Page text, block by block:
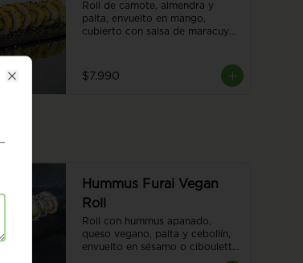
Roll de camote, almendra y
palta, envuelto en mango,
cubierto con salsa de maracuyá
$7.990
Hummus Furai Vegan
Roll
Roll con hummus apanado,
queso vegano, palta y cebollín,
envuelto en sésamo o ciboulette